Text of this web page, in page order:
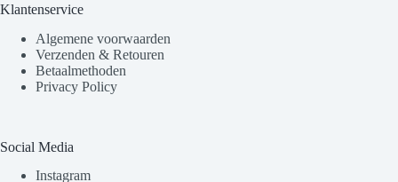
Klantenservice
Algemene voorwaarden
Verzenden & Retouren
Betaalmethoden
Privacy Policy
Social Media
Instagram